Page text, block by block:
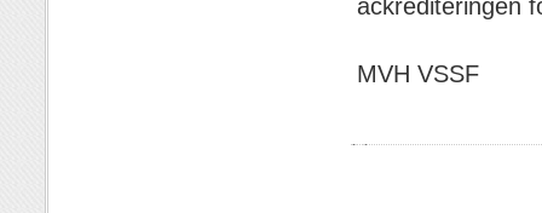
ackrediteringen
MVH VSSF